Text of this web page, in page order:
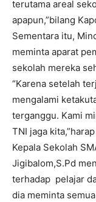
terutama areal
apapun,”bilang
Sementara itu,
meminta aparat
sekolah mereka
“Karena setelah
mengalami
terganggu. Kami
TNI jaga
Kepala Sekolah
Jigibalom,S.Pd
terhadap pelajar
dia meminta